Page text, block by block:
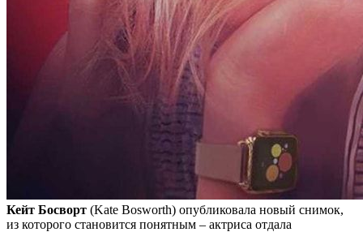
Кейт Босворт (Kate Bosworth) опубликовала новый снимок,
из которого становится понятным – актриса отдала